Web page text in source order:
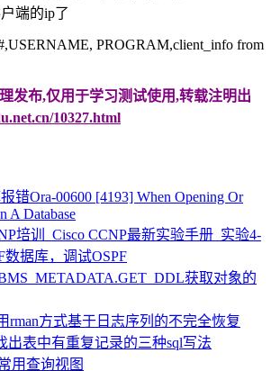
端的ip了
PROGRAM,client_info from
发布,仅用于学习测试使用,转载注明出
10327.html
错Ora-00600 [4193] When Opening Or
A Database
培训_Cisco CCNP最新实验手册_实验4-
数据库，调试OSPF
获取对象的
rman方式基于日志序列的不完全恢复
出表中有重复记录的三种sql写法
用查询视图